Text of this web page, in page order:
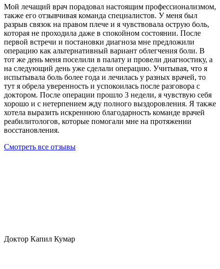
Мой лечащий врач порадовал настоящим профессионализмом,
также его отзывчивая команда специалистов. У меня был
разрыв связок на правом плече и я чувствовала острую боль,
которая не проходила даже в спокойном состоянии. После
первой встречи и постановки диагноза мне предложили
операцию как альтернативный вариант облегчения боли. В
тот же день меня поселили в палату и провели диагностику, а
на следующий день уже сделали операцию. Учитывая, что я
испытывала боль более года и лечилась у разных врачей, то
тут я обрела уверенность и успокоилась после разговора с
доктором. После операции прошло 3 недели, я чувствую себя
хорошо и с нетерпением жду полного выздоровления. Я также
хотела выразить искреннюю благодарность команде врачей
реабилитологов, которые помогали мне на протяжении
восстановления.
Смотреть все отзывы
Доктор Капил Кумар